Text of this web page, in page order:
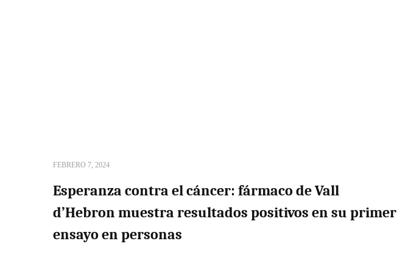
FEBRERO 7, 2024
Esperanza contra el cáncer: fármaco de Vall
d’Hebron muestra resultados positivos en su primer
ensayo en personas